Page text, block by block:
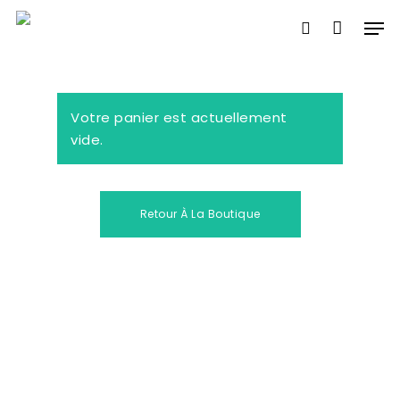
Skip
search
Votre panier est actuellement
vide.
Retour À La Boutique